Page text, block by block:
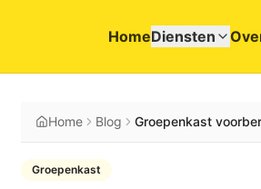
HomeDiensten
Home Blog Groepenkast
Groepenkast